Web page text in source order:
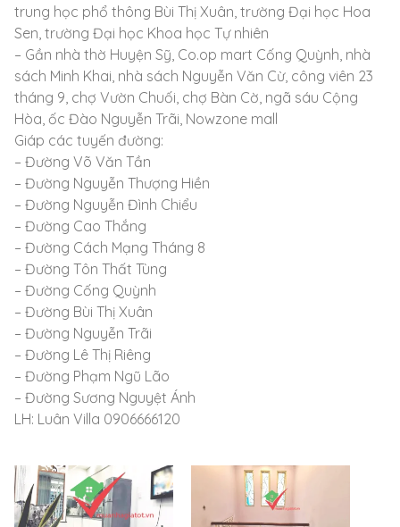
trung học phổ thông Bùi Thị Xuân, trường Đại học Hoa
Sen, trường Đại học Khoa học Tự nhiên
– Gần nhà thờ Huyện Sỹ, Co.op mart Cống Quỳnh, nhà
sách Minh Khai, nhà sách Nguyễn Văn Cừ, công viên 23
tháng 9, chợ Vườn Chuối, chợ Bàn Cờ, ngã sáu Cộng
Hòa, ốc Đào Nguyễn Trãi, Nowzone mall
Giáp các tuyến đường:
– Đường Võ Văn Tần
– Đường Nguyễn Thượng Hiền
– Đường Nguyễn Đình Chiểu
– Đường Cao Thắng
– Đường Cách Mạng Tháng 8
– Đường Tôn Thất Tùng
– Đường Cống Quỳnh
– Đường Bùi Thị Xuân
– Đường Nguyễn Trãi
– Đường Lê Thị Riêng
– Đường Phạm Ngũ Lão
– Đường Sương Nguyệt Ánh
LH: Luân Villa 0906666120